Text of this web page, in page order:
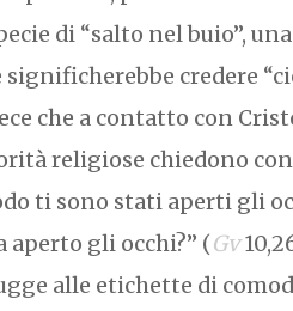
di “salto nel buio”,
significherebbe credere
che a contatto con
religiose chiedono
ti sono stati aperti gli
aperto gli occhi?” (Gv
alle etichette di